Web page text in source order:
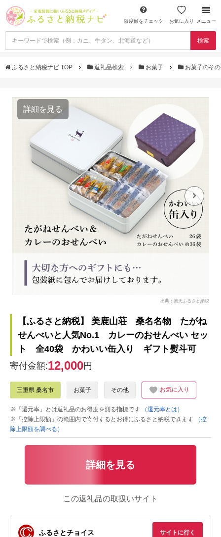
限度額をチェック お気に入り メニュー
検索
ふるさと納税ナビ TOP 返礼品検索 お菓子 お菓子のそ
詳細を見る
出典：楽天ふるさと納税
【ふるさと納税】 美鹿山荘 桑名名物 たがね
せんべいと人気No.1 カレーのおせんべい セッ
ト 全40袋 かわいい缶入り ギフト熨斗可
寄付金額:12,000円
三重県 桑名市 お菓子 その他 お気に入り
※「還元率」とは返礼品のお得度を測る指標です
（還元率とは）
※「控除上限額」の範囲内で寄付するとお得にふるさと納税できます
（控
除上限額を調べる）
詳細を見る
この返礼品の取扱いサイト
ふるさとチョイス サイトに行く